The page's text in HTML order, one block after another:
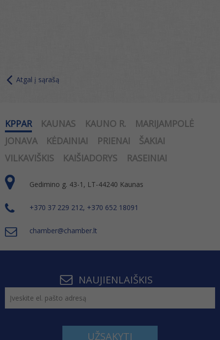
Atgal į sąrašą
KPPAR KAUNAS KAUNO R.
MARIJAMPOLĖ
JONAVA
KĖDAINIAI PRIENAI
ŠAKIAI
VILKAVIŠKIS
KAIŠIADORYS RASEINIAI
Gedimino g. 43-1, LT-44240 Kaunas
+370 37 229 212, +370 652 18091
chamber@chamber.lt
NAUJIENLAIŠKIS
UŽSAKYTI